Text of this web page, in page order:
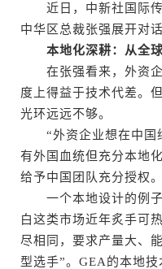
近日，中新社国际传
中华区总裁张强展开对话
本地化深耕：从全球
在张强看来，外资企
度上得益于技术代差。
光环远远不够。
“外资企业想在中国
有外国血统但充分本地
给予中国团队充分授权
一个本地设计的例子
白这类市场近年炙手可
尽相同，要求产量大、
型选手”。GEA的本地